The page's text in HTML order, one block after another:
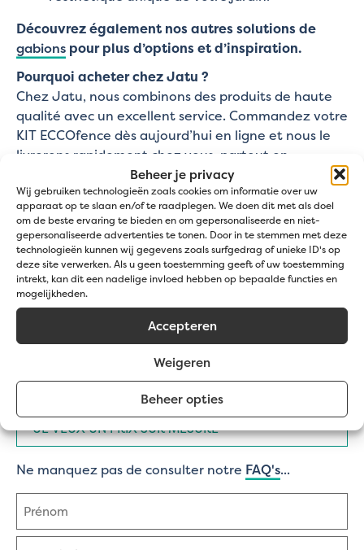
Beheer je privacy
Wij gebruiken technologieën zoals cookies om informatie over uw
apparaat op te slaan en/of te raadplegen. We doen dit met als doel
om de beste ervaring te bieden en om gepersonaliseerde en niet-
gepersonaliseerde advertenties te tonen. Door in te stemmen met deze
technologieën kunnen wij gegevens zoals surfgedrag of unieke ID's op
deze site verwerken. Als u geen toestemming geeft of uw toestemming
intrekt, kan dit een nadelige invloed hebben op bepaalde functies en
mogelijkheden.
Accepteren
Weigeren
Beheer opties
Découvrez également nos autres solutions de
gabions pour plus d’options et d’inspiration.
Pourquoi acheter chez Jatu ?
Chez Jatu, nous combinons des produits de haute
qualité avec un excellent service. Commandez votre
KIT ECCOfence dès aujourd’hui en ligne et nous le
livrerons rapidement chez vous, partout en
Belgique. Vous souhaitez commander des pierres en
plus ? Pas de souci, nous les livrons avec votre
gabion pour une solution complète.
Vous avez besoin d’aide pour choisir le bon KIT
ECCOfence ? Notre équipe d’experts est là pour
vous conseiller et vous accompagner à chaque
étape de votre projet. Contactez-nous pour toute
ou demande de devis, et nous répondrons
sous 24 heures (jours ouvrables).
Type
demande
J'AI UNE QUESTION
JE VEUX UN PRIX SUR MESURE
Ne manquez pas de consulter notre FAQ's...
Nom
(Nécessaire)
Prénom